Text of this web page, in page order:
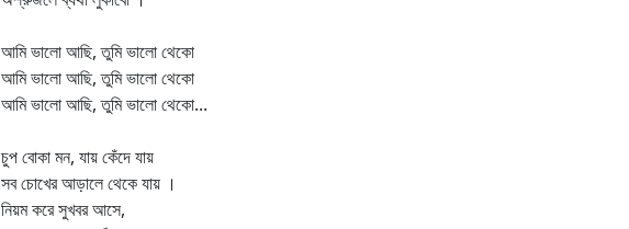
আমি ভালো আছি, তুমি ভালো থেকো
আমি ভালো আছি, তুমি ভালো থেকো
আমি ভালো আছি, তুমি ভালো থেকো...
চুপ বোকা মন, যায় কেঁদে যায়
সব চোখের আড়ালে থেকে যায় ।
নিয়ম করে সুখবর আসে,